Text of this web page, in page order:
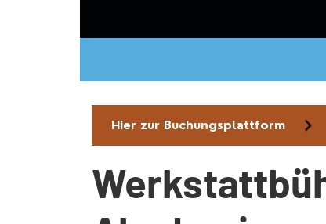
Hier zur Buchungsplattform